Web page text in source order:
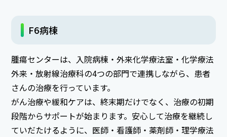
F6病棟
腫瘍センターは、入院病棟・外来化学療法室・化学療法
外来・放射線治療科の4つの部門で連携しながら、患者
さんの治療を行っています。
がん治療や緩和ケアは、終末期だけでなく、治療の初期
段階からサポートが始まります。安心して治療を継続し
ていだたけるように、医師・看護師・薬剤師・理学療法